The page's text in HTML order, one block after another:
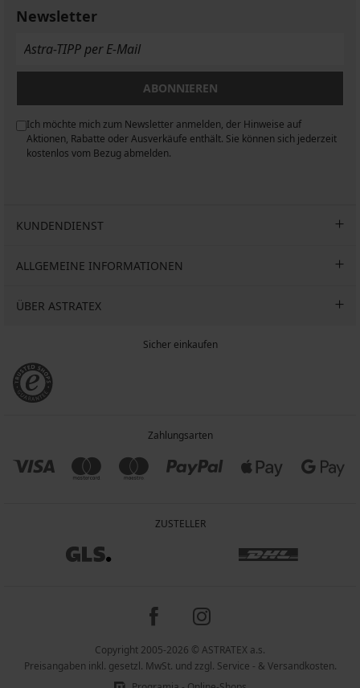
€
Hilfiger
43,19
€ € 19,99
Jackanthony
€
Newsletter
ABONNIEREN
Ich möchte mich zum Newsletter anmelden, der Hinweise auf
Aktionen, Rabatte oder Ausverkäufe enthält. Sie können sich jederzeit
kostenlos vom Bezug abmelden.
KUNDENDIENST
ALLGEMEINE INFORMATIONEN
ÜBER ASTRATEX
Sicher einkaufen
Zahlungsarten
ZUSTELLER
Copyright 2005-2026 © ASTRATEX a.s.
Preisangaben inkl. gesetzl. MwSt. und zzgl. Service - & Versandkosten.